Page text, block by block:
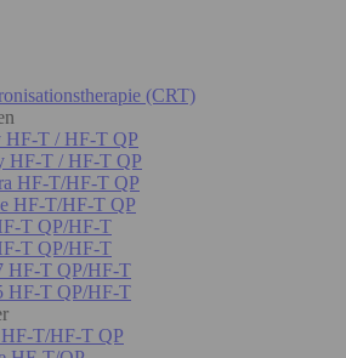
(CRT)
HF-T / HF-T QP
HF-T / HF-T QP
HF-T/HF-T QP
HF-T/HF-T QP
T QP/HF-T
T QP/HF-T
HF-T QP/HF-T
HF-T QP/HF-T
T/HF-T QP